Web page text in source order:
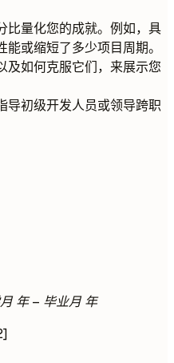
比量化您的成就。例如，具
或缩短了多少项目周期。
及如何克服它们，来展示您
导初级开发人员或领导跨职
年 – 毕业月 年